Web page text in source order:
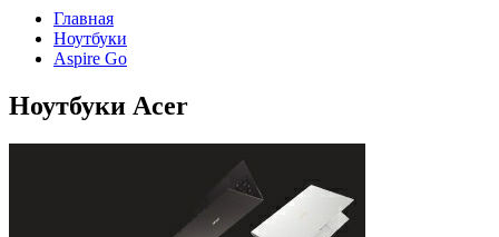
Главная
Ноутбуки
Aspire Go
Ноутбуки Acer